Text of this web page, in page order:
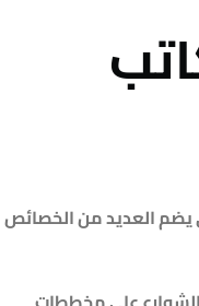
يضم العديد من الخصائص